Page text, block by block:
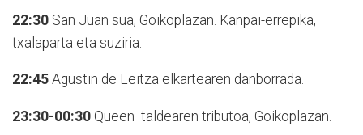
22:30 San Juan sua, Goikoplazan. Kanpai-errepika,
txalaparta eta suziria.
22:45 Agustin de Leitza elkartearen danborrada.
23:30-00:30 Queen taldearen tributoa, Goikoplazan.